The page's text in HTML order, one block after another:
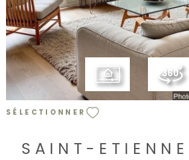
SÉLECTIONNER
SAINT-